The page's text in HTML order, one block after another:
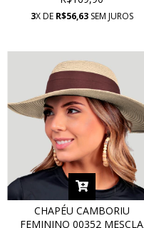
3X DE R$56,63SEM JUROS
CHAPÉU CAMBORIU
FEMININO 00352 MESCLA